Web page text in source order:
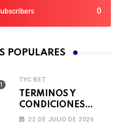
0
POPULARES
TYC BET
TÉRMINOS Y
CONDICIONES
TORNEO COMPITE,
22 DE JULIO DE 2026